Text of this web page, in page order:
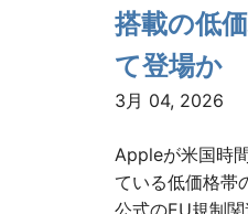
搭載の低
て登場か
3月 04, 2026
Appleが米国時
ている低価格帯